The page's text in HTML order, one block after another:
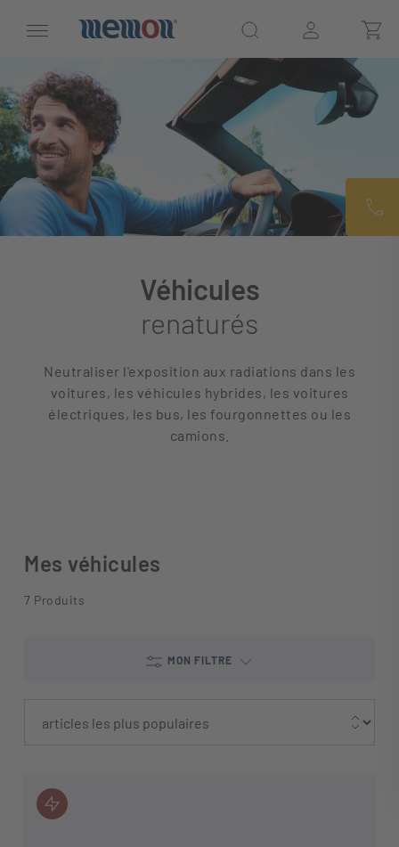
Véhicules
renaturés
Neutraliser l'exposition aux radiations dans les
voitures, les véhicules hybrides, les voitures
électriques, les bus, les fourgonnettes ou les
camions.
Mes véhicules
7 Produits
MON FILTRE